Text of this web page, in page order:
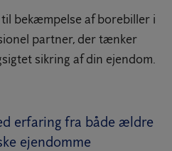
bekæmpelse af borebiller i
partner, der tænker
sikring af din ejendom.
erfaring fra både ældre
ejendomme